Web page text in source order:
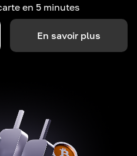
en 5 minutes
En savoir plus